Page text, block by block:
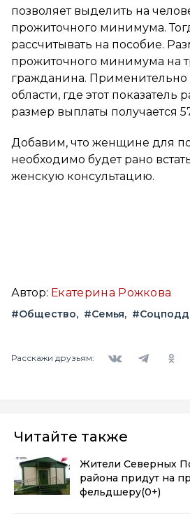
позволяет выделить на
прожиточного минимума.
рассчитывать на пособие.
прожиточного минимума на
гражданина. Применительно
области, где этот показатель
размер выплаты получается
Добавим, что женщине для
необходимо будет рано
женскую консультацию.
Автор: Екатерина Рожкова
#Общество #Семья
Расскажи друзьям:
Читайте также
Жители Северных
района придут на
фельдшеру(0+)